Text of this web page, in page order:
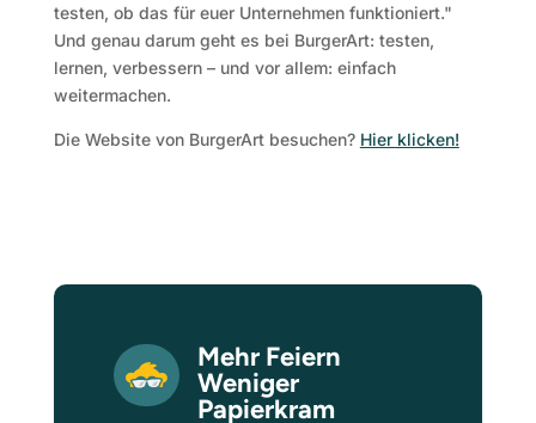
testen, ob das für euer Unternehmen funktioniert."
Und genau darum geht es bei BurgerArt: testen,
lernen, verbessern – und vor allem: einfach
weitermachen.
Die Website von BurgerArt besuchen? Hier klicken!
Mehr Feiern
Weniger
Papierkram